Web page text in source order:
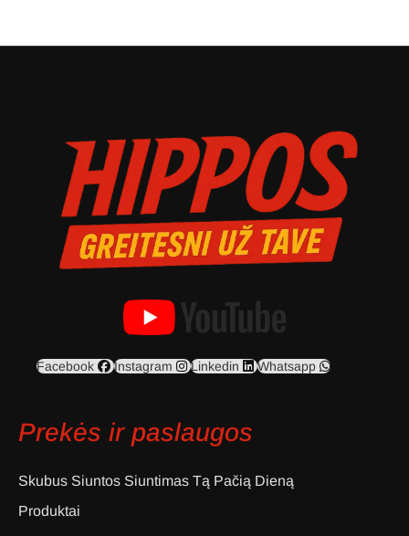
Facebook Instagram Linkedin Whatsapp
Prekės ir paslaugos
Skubus Siuntos Siuntimas Tą Pačią Dieną
Produktai